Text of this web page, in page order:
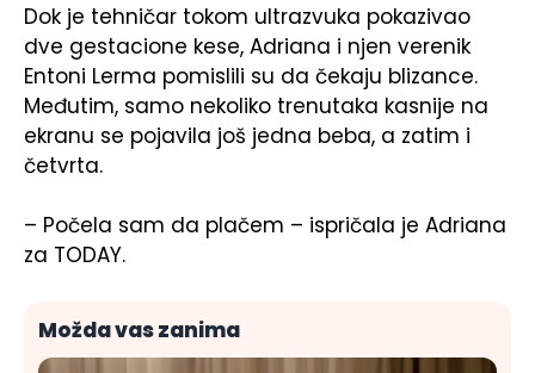
Dok je tehničar tokom ultrazvuka pokazivao
dve gestacione kese, Adriana i njen verenik
Entoni Lerma pomislili su da čekaju blizance.
Međutim, samo nekoliko trenutaka kasnije na
ekranu se pojavila još jedna beba, a zatim i
četvrta.
– Počela sam da plačem – ispričala je Adriana
za TODAY.
Možda vas zanima